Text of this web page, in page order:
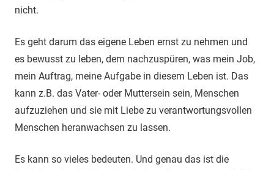
nicht.
Es geht darum das eigene Leben ernst zu nehmen und
es bewusst zu leben, dem nachzuspüren, was mein Job,
mein Auftrag, meine Aufgabe in diesem Leben ist. Das
kann z.B. das Vater- oder Muttersein sein, Menschen
aufzuziehen und sie mit Liebe zu verantwortungsvollen
Menschen heranwachsen zu lassen.
Es kann so vieles bedeuten. Und genau das ist die